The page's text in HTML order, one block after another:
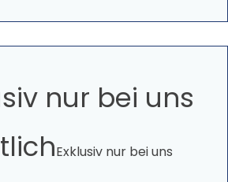
nur bei uns
Exklusiv nur bei uns